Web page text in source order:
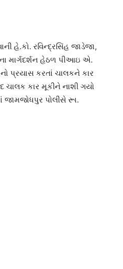
હે.કો. રવિન્દ્રસિંહ જાડેજા,
માર્ગદર્શન હેઠળ પીઆઇ એ.
પ્રયાસ કરતાં ચાલકને કાર
ચાલક કાર મૂકીને નાશી ગયો
જામજોધપુર પોલીસે રૂા.